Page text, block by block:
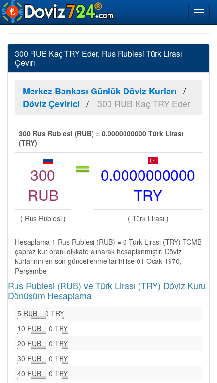
300 RUB Kaç TRY Eder, Rus Rublesi Türk Lirası
Çeviri
Merkez Bankası Günlük Döviz Kurları
Döviz Çevirici
300 RUB Kaç TRY Eder
300 Rus Rublesi (RUB) = 0.0000000000 Türk Lirası
(TRY)
300
RUB
0.0000000000
TRY
( Rus Rublesi ) ( Türk Lirası )
Hesaplama 1 Rus Rublesi (RUB) = 0 Türk Lirası (TRY) TCMB
çapraz kur oranı dikkate alınarak hesaplanmıştır. Döviz
kurlarının en son güncellenme tarihi ise 01 Ocak 1970,
Perşembe
Rus Rublesi (RUB) ve Türk Lirası (TRY) Döviz Kuru
Dönüşüm Hesaplama
5 RUB = 0 TRY
10 RUB = 0 TRY
20 RUB = 0 TRY
30 RUB = 0 TRY
40 RUB = 0 TRY